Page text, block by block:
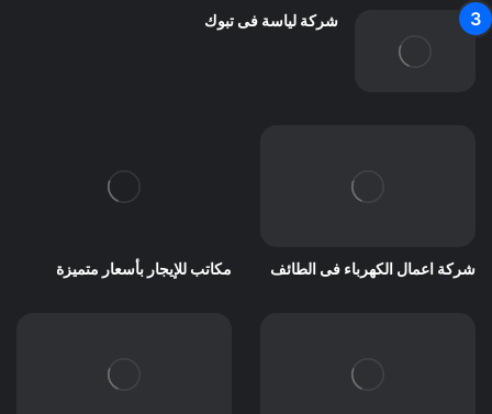
شركة لياسة فى تبوك
شركة اعمال الكهرباء فى الطائف مكاتب للإيجار بأسعار متميزة